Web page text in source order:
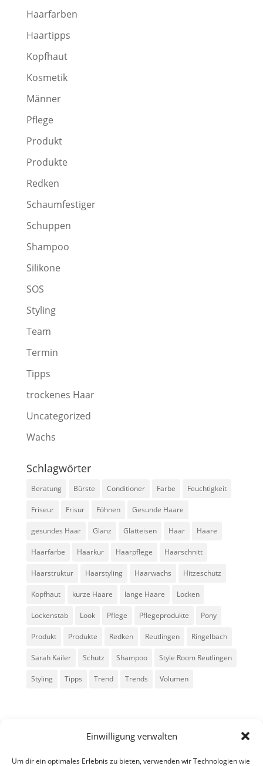
Einwilligung verwalten
Um dir ein optimales Erlebnis zu bieten, verwenden wir Technologien wie
Haarfarben
Haartipps
Kopfhaut
Kosmetik
Männer
Pflege
Produkt
Produkte
Redken
Schaumfestiger
Schuppen
Shampoo
Silikone
SOS
Styling
Team
Termin
Tipps
trockenes Haar
Uncategorized
Wachs
Schlagwörter
Beratung Bürste Conditioner Farbe Feuchtigkeit
Friseur Frisur Föhnen Gesunde Haare
gesundes Haar Glanz Glätteisen Haar Haare
Haarfarbe Haarkur Haarpflege Haarschnitt
Haarstruktur Haarstyling Haarwachs Hitzeschutz
Kopfhaut kurze Haare lange Haare Locken
Lockenstab Look Pflege Pflegeprodukte Pony
Produkt Produkte Redken Reutlingen Ringelbach
Sarah Kailer Schutz Shampoo Style Room Reutlingen
Styling Tipps Trend Trends Volumen